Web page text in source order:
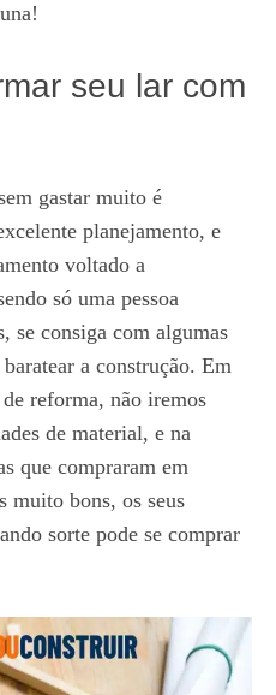
seu lar com
gastar muito é
planejamento, e
voltado a
só uma pessoa
se consiga com algumas
a construção. Em
reforma, não iremos
de material, e na
que compraram em
muito bons, os seus
sorte pode se comprar